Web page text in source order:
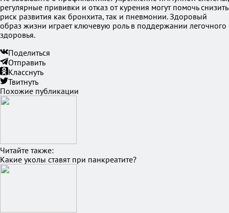
регулярные прививки и отказ от курения могут помочь снизить
риск развития как бронхита, так и пневмонии. Здоровый
образ жизни играет ключевую роль в поддержании легочного
здоровья.
Поделиться
Отправить
Класснуть
Твитнуть
Похожие публикации
Читайте также:
Какие уколы ставят при панкреатите?